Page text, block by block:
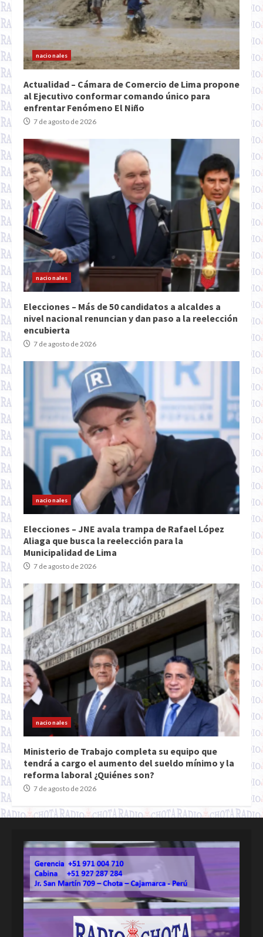
nacionales
Actualidad – Cámara de Comercio de Lima propone
al Ejecutivo conformar comando único para
enfrentar Fenómeno El Niño
7 de agosto de 2026
nacionales
Elecciones – Más de 50 candidatos a alcaldes a
nivel nacional renuncian y dan paso a la reelección
encubierta
7 de agosto de 2026
nacionales
Elecciones – JNE avala trampa de Rafael López
Aliaga que busca la reelección para la
Municipalidad de Lima
7 de agosto de 2026
nacionales
Ministerio de Trabajo completa su equipo que
tendrá a cargo el aumento del sueldo mínimo y la
reforma laboral ¿Quiénes son?
7 de agosto de 2026